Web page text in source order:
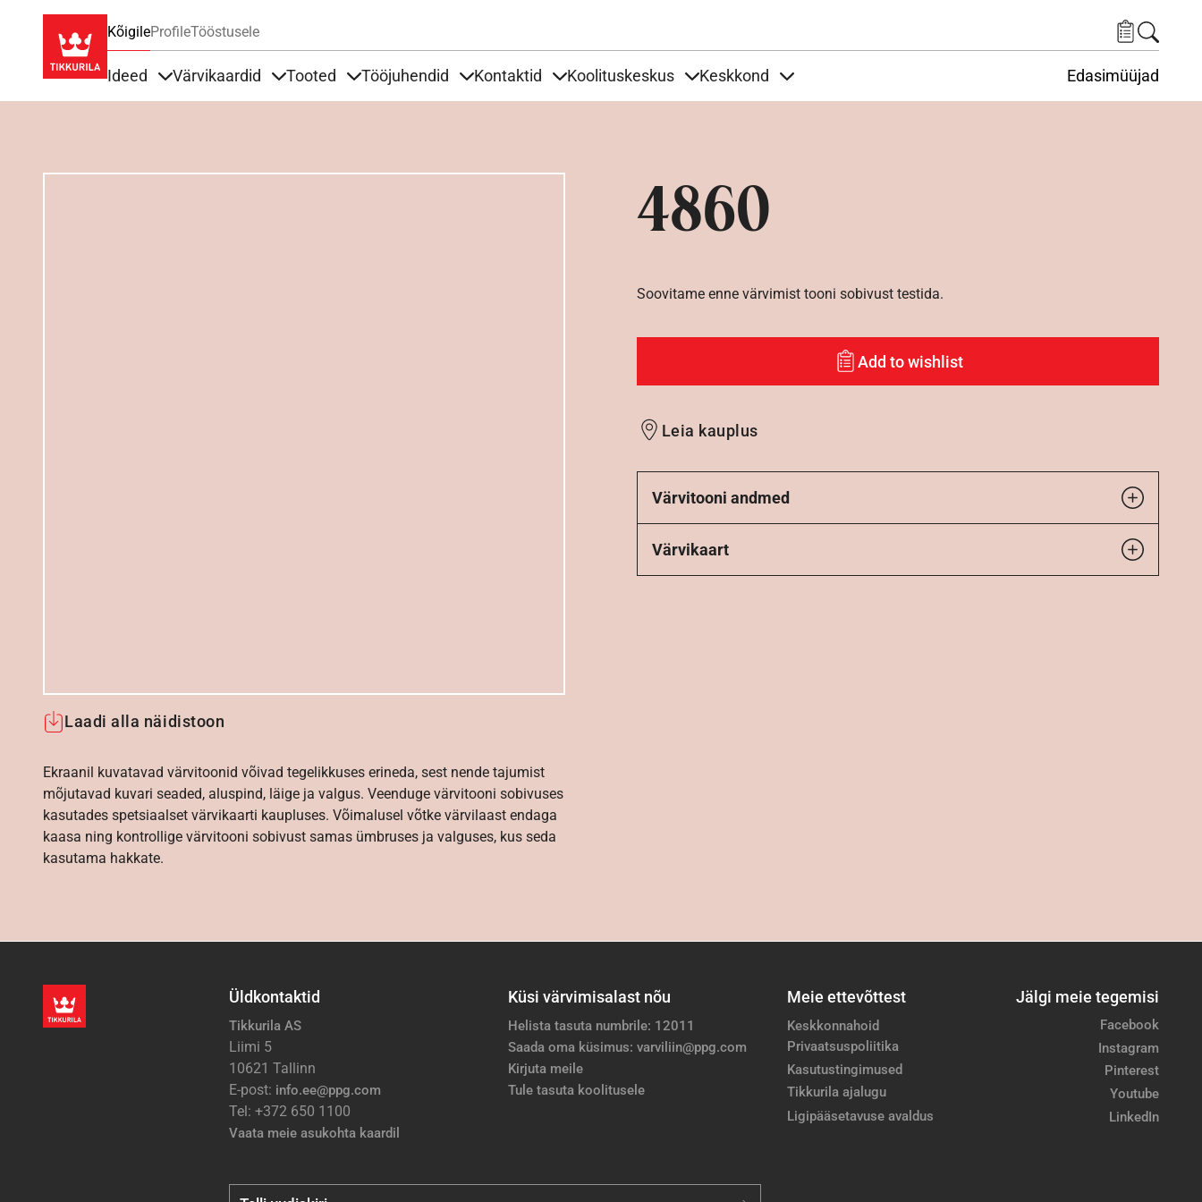
KõigileProfileTööstusele
Ideed Värvikaardid Tooted Tööjuhendid Kontaktid Koolituskeskus Keskkond Edasimüüjad
4860
Laadi alla näidistoon
Ekraanil kuvatavad värvitoonid võivad tegelikkuses erineda, sest nende tajumist
mõjutavad kuvari seaded, aluspind, läige ja valgus. Veenduge värvitooni sobivuses
kasutades spetsiaalset värvikaarti kaupluses. Võimalusel võtke värvilaast endaga
kaasa ning kontrollige värvitooni sobivust samas ümbruses ja valguses, kus seda
kasutama hakkate.
Soovitame enne värvimist tooni sobivust testida.
Add to wishlist
Leia kauplus
Värvitooni andmed
Värvikaart
Üldkontaktid
Tikkurila AS
Liimi 5
10621 Tallinn
E-post: info.ee@ppg.com
Tel: +372 650 1100
Vaata meie asukohta kaardil
Küsi värvimisalast nõu
Helista tasuta numbrile: 12011
Saada oma küsimus: varviliin@ppg.com
Kirjuta meile
Tule tasuta koolitusele
Meie ettevõttest
Keskkonnahoid
Privaatsuspoliitika
Kasutustingimused
Tikkurila ajalugu
Ligipääsetavuse avaldus
Jälgi meie tegemisi
Facebook
Instagram
Pinterest
Youtube
LinkedIn